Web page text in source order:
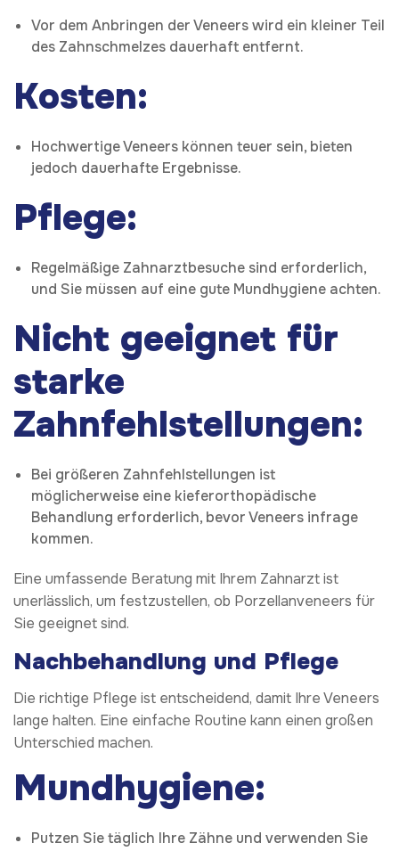
Vor dem Anbringen der Veneers wird ein kleiner Teil
des Zahnschmelzes dauerhaft entfernt.
Kosten:
Hochwertige Veneers können teuer sein, bieten
jedoch dauerhafte Ergebnisse.
Pflege:
Regelmäßige Zahnarztbesuche sind erforderlich,
und Sie müssen auf eine gute Mundhygiene achten.
Nicht geeignet für
starke
Zahnfehlstellungen:
Bei größeren Zahnfehlstellungen ist
möglicherweise eine kieferorthopädische
Behandlung erforderlich, bevor Veneers infrage
kommen.
Eine umfassende Beratung mit Ihrem Zahnarzt ist
unerlässlich, um festzustellen, ob Porzellanveneers für
Sie geeignet sind.
Nachbehandlung und Pflege
Die richtige Pflege ist entscheidend, damit Ihre Veneers
lange halten. Eine einfache Routine kann einen großen
Unterschied machen.
Mundhygiene:
Putzen Sie täglich Ihre Zähne und verwenden Sie